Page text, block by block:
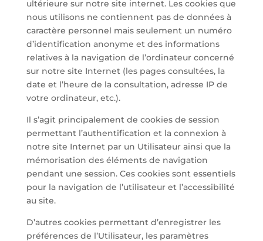
ultérieure sur notre site internet. Les cookies que
nous utilisons ne contiennent pas de données à
caractère personnel mais seulement un numéro
d’identification anonyme et des informations
relatives à la navigation de l’ordinateur concerné
sur notre site Internet (les pages consultées, la
date et l’heure de la consultation, adresse IP de
votre ordinateur, etc.).
Il s’agit principalement de cookies de session
permettant l’authentification et la connexion à
notre site Internet par un Utilisateur ainsi que la
mémorisation des éléments de navigation
pendant une session. Ces cookies sont essentiels
pour la navigation de l’utilisateur et l’accessibilité
au site.
D’autres cookies permettant d’enregistrer les
préférences de l’Utilisateur, les paramètres